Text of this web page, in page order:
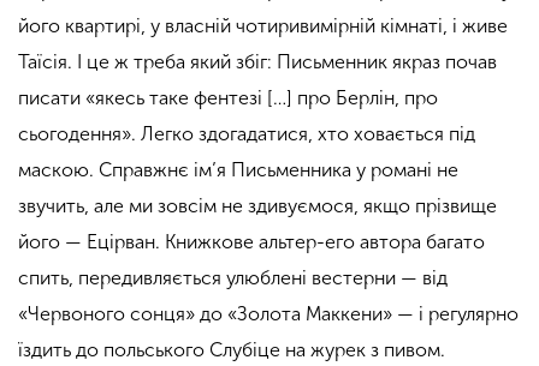
його квартирі, у власній чотиривимірній кімнаті, і живе
Таїсія. І це ж треба який збіг: Письменник якраз почав
писати «якесь таке фентезі […] про Берлін, про
сьогодення». Легко здогадатися, хто ховається під
маскою. Справжнє ім’я Письменника у романі не
звучить, але ми зовсім не здивуємося, якщо прізвище
його — Ецірван. Книжкове альтер-его автора багато
спить, передивляється улюблені вестерни — від
«Червоного сонця» до «Золота Маккени» — і регулярно
їздить до польського Слубіце на журек з пивом.